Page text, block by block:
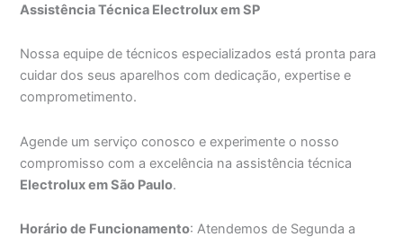
Assistência Técnica Electrolux em SP
Nossa equipe de técnicos especializados está pronta para
cuidar dos seus aparelhos com dedicação, expertise e
comprometimento.
Agende um serviço conosco e experimente o nosso
compromisso com a excelência na assistência técnica
Electrolux em São Paulo.
Horário de Funcionamento: Atendemos de Segunda a